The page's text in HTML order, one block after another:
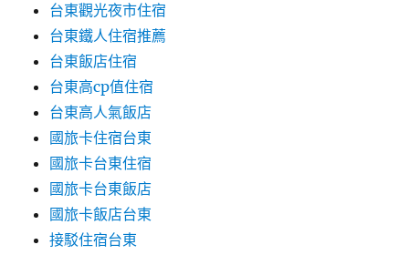
台東觀光夜市住宿
台東鐵人住宿推薦
台東飯店住宿
台東高cp值住宿
台東高人氣飯店
國旅卡住宿台東
國旅卡台東住宿
國旅卡台東飯店
國旅卡飯店台東
接駁住宿台東